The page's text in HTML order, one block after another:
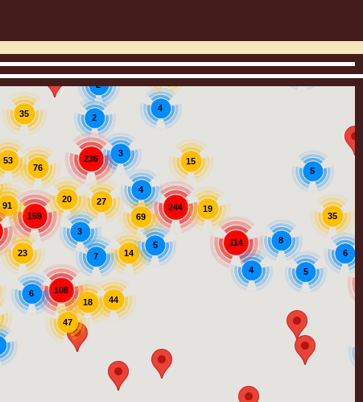
159
236
14
244
27
76
44
15
91
20
108
114
5
35
69
7
8
19
3
47
4
23
4
53
6
2
18
3
5
4
5
6
12
2
35